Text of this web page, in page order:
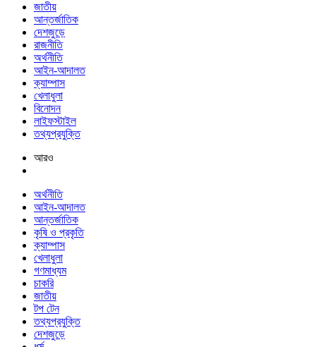
জাতীয়
আন্তর্জাতিক
দেশজুড়ে
রাজনীতি
অর্থনীতি
আইন-আদালত
ক্যাম্পাস
খেলাধুলা
বিনোদন
লাইফস্টাইল
তথ্যপ্রযুক্তি
আরও
অর্থনীতি
আইন-আদালত
আন্তর্জাতিক
কৃষি ও প্রকৃতি
ক্যাম্পাস
খেলাধুলা
গণমাধ্যম
চাকরি
জাতীয়
টপ টেন
তথ্যপ্রযুক্তি
দেশজুড়ে